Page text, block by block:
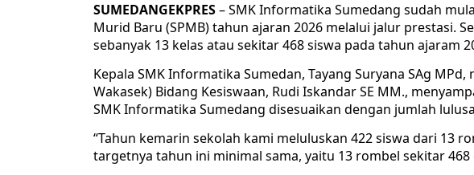
SUMEDANGEKPRES– SMK Informatika Sumedang sudah
Murid Baru (SPMB) tahun ajaran 2026 melalui jalur prestasi.
sebanyak 13 kelas atau sekitar 468 siswa pada tahun ajaram
Kepala SMK Informatika Sumedan, Tayang Suryana SAg MPd,
Wakasek) Bidang Kesiswaan, Rudi Iskandar SE MM.,
SMK Informatika Sumedang disesuaikan dengan jumlah
“Tahun kemarin sekolah kami meluluskan 422 siswa dari 13
targetnya tahun ini minimal sama, yaitu 13 rombel sekitar 468